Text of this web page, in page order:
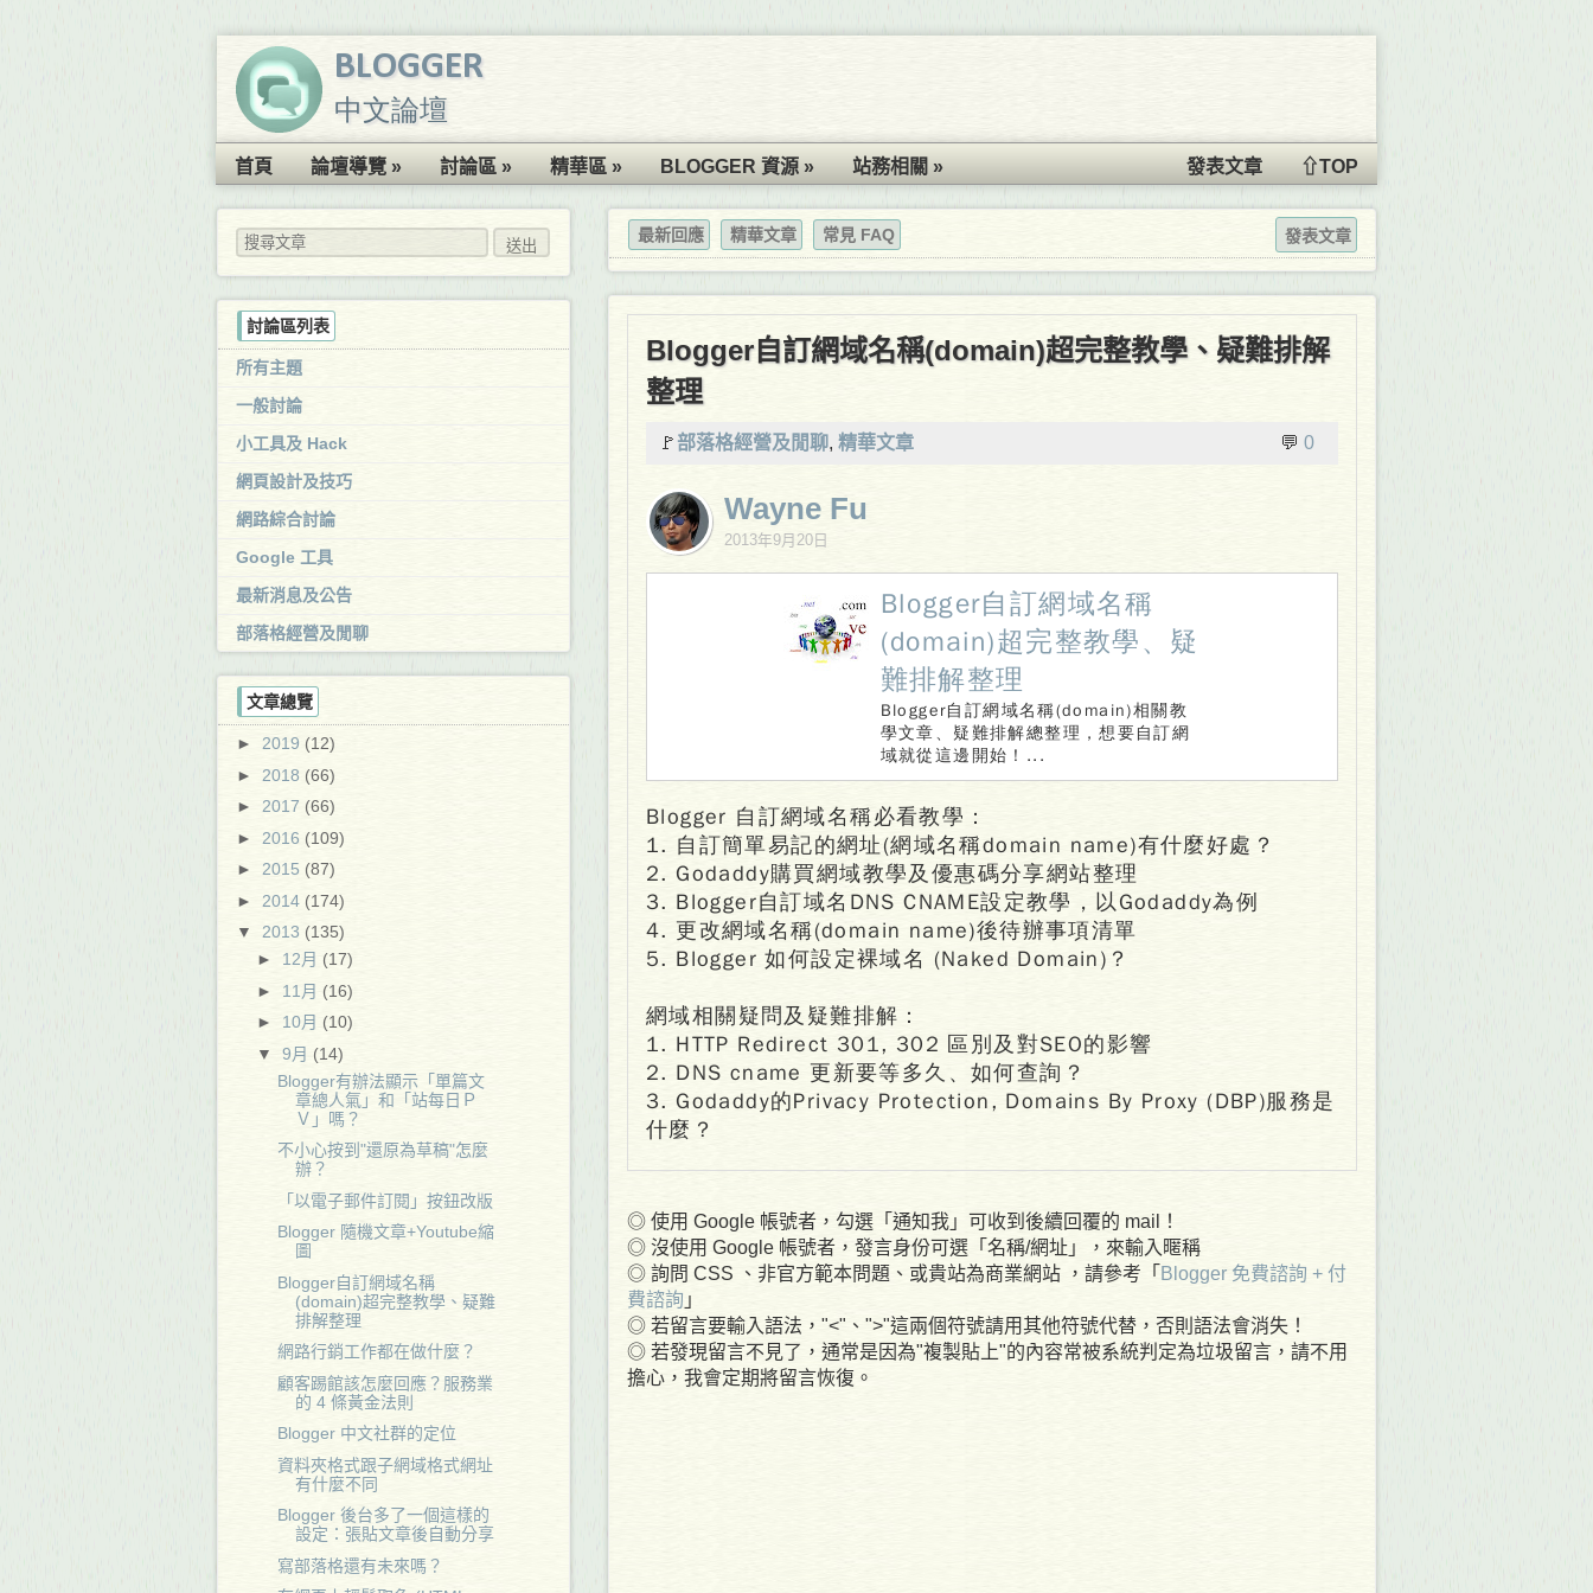
BLOGGER
中文論壇
首頁 論壇導覽 » 討論區 » 精華區 » BLOGGER 資源 » 站務相關 » ⇧TOP
發表文章
最新回應 精華文章 常見 FAQ 發表文章
Blogger自訂網域名稱(domain)超完整教學、疑難排解
整理
🚩 部落格經營及閒聊, 精華文章 💬 0
Wayne Fu
2013年9月20日
Blogger自訂網域名稱
(domain)超完整教學、疑
難排解整理
Blogger自訂網域名稱(domain)相關教
學文章、疑難排解總整理，想要自訂網
域就從這邊開始！...
Blogger 自訂網域名稱必看教學：
1. 自訂簡單易記的網址(網域名稱domain name)有什麼好處？
2. Godaddy購買網域教學及優惠碼分享網站整理
3. Blogger自訂域名DNS CNAME設定教學，以Godaddy為例
4. 更改網域名稱(domain name)後待辦事項清單
5. Blogger 如何設定裸域名 (Naked Domain)？
網域相關疑問及疑難排解：
1. HTTP Redirect 301, 302 區別及對SEO的影響
2. DNS cname 更新要等多久、如何查詢？
3. Godaddy的Privacy Protection, Domains By Proxy (DBP)服務是
什麼？
◎ 使用 Google 帳號者，勾選「通知我」可收到後續回覆的 mail！
◎ 沒使用 Google 帳號者，發言身份可選「名稱/網址」，來輸入暱稱
◎ 詢問 CSS 、非官方範本問題、或貴站為商業網站 ，請參考「 Blogger 免費諮詢 + 付
費諮詢 」
◎ 若留言要輸入語法，"<"、">"這兩個符號請用其他符號代替，否則語法會消失！
◎ 若發現留言不見了，通常是因為"複製貼上"的內容常被系統判定為垃圾留言，請不用
擔心，我會定期將留言恢復。
討論區列表
所有主題
一般討論
小工具及 Hack
網頁設計及技巧
網路綜合討論
Google 工具
最新消息及公告
部落格經營及閒聊
文章總覽
► 2019 (12)
► 2018 (66)
► 2017 (66)
► 2016 (109)
► 2015 (87)
► 2014 (174)
▼ 2013 (135)
► 12月 (17)
► 11月 (16)
► 10月 (10)
▼ 9月 (14)
Blogger有辦法顯示「單篇文
章總人氣」和「站每日Ｐ
Ｖ」嗎？
不小心按到"還原為草稿"怎麼
辦？
「以電子郵件訂閱」按鈕改版
Blogger 隨機文章+Youtube縮
圖
Blogger自訂網域名稱
(domain)超完整教學、疑難
排解整理
網路行銷工作都在做什麼？
顧客踢館該怎麼回應？服務業
的 4 條黃金法則
Blogger 中文社群的定位
資料夾格式跟子網域格式網址
有什麼不同
Blogger 後台多了一個這樣的
設定：張貼文章後自動分享
寫部落格還有未來嗎？